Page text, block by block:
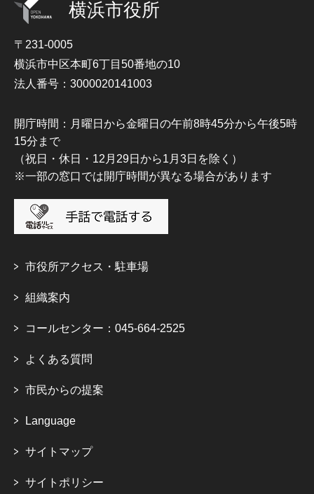
横浜市役所
〒231-0005
横浜市中区本町6丁目50番地の10
法人番号：3000020141003
開庁時間：月曜日から金曜日の午前8時45分から午後5時
15分まで
（祝日・休日・12月29日から1月3日を除く）
※一部の窓口では開庁時間が異なる場合があります
市役所アクセス・駐車場
組織案内
コールセンター：045-664-2525
よくある質問
市民からの提案
Language
サイトマップ
サイトポリシー